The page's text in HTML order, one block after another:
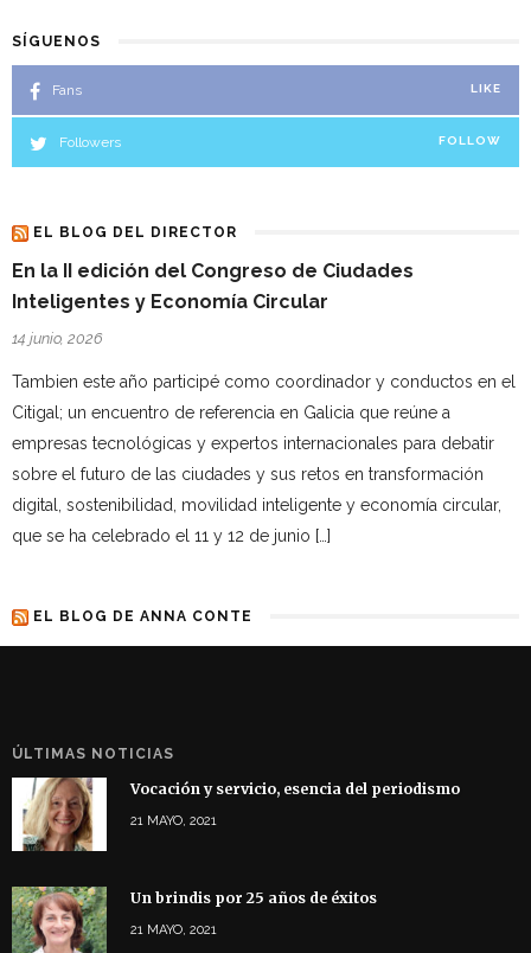
SÍGUENOS
Fans LIKE
Followers FOLLOW
EL BLOG DEL DIRECTOR
En la II edición del Congreso de Ciudades
Inteligentes y Economía Circular
14 junio, 2026
Tambien este año participé como coordinador y conductos en el
Citigal; un encuentro de referencia en Galicia que reúne a
empresas tecnológicas y expertos internacionales para debatir
sobre el futuro de las ciudades y sus retos en transformación
digital, sostenibilidad, movilidad inteligente y economía circular,
que se ha celebrado el 11 y 12 de junio […]
EL BLOG DE ANNA CONTE
ÚLTIMAS NOTICIAS
Vocación y servicio, esencia del periodismo
21 MAYO, 2021
Un brindis por 25 años de éxitos
21 MAYO, 2021